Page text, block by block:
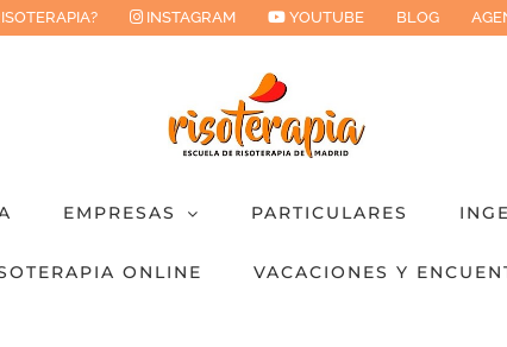
INSTAGRAM YOUTUBE BLOG
EMPRESAS PARTICULARES
ONLINE VACACIONES Y